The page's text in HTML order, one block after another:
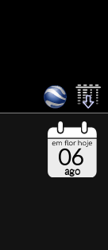
06
ago